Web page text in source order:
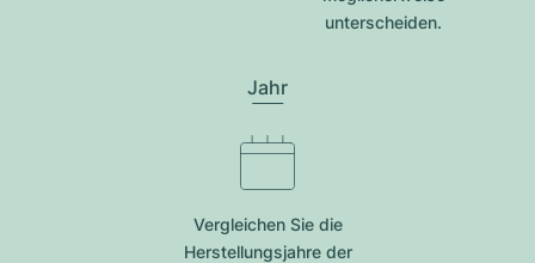
unterscheiden.
Jahr
Vergleichen Sie die
Herstellungsjahre der